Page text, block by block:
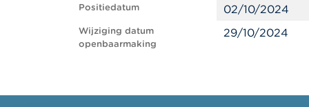
Positiedatum 02/10/2024
Wijziging datum
openbaarmaking
29/10/2024